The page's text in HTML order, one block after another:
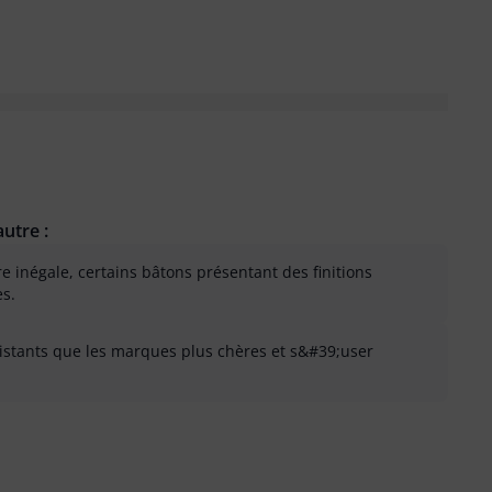
:
inégale, certains bâtons présentant des finitions
que les marques plus chères et s&#39;user